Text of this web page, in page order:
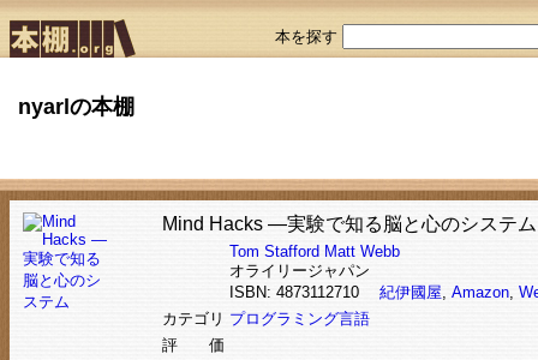
本を探す
nyarlの本棚
Mind Hacks ―実験で知る脳と心のシステム
Tom Stafford Matt Webb
オライリージャパン
ISBN: 4873112710 紀伊國屋, Amazon,
カテゴリ プログラミング言語
評 価